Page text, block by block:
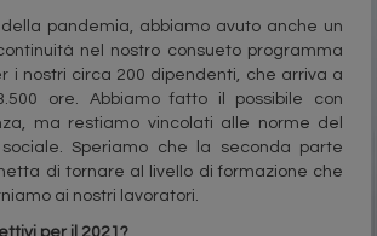
pandemia, abbiamo avuto anche un
nel nostro consueto programma
i nostri circa 200 dipendenti, che arriva a
ore. Abbiamo fatto il possibile con
ma restiamo vincolati alle norme del
Speriamo che la seconda parte
di tornare al livello di formazione che
ai nostri lavoratori.
per il 2021?